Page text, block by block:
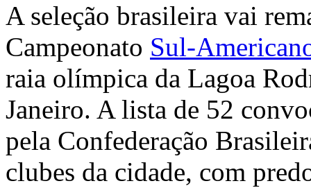
A seleção brasileira vai
Campeonato Sul-
raia olímpica da Lagoa
Janeiro. A lista de 52
pela Confederação
clubes da cidade, com